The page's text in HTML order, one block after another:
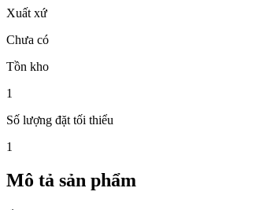
Xuất xứ
Chưa có
Tồn kho
1
Số lượng đặt tối thiểu
1
Mô tả sản phẩm